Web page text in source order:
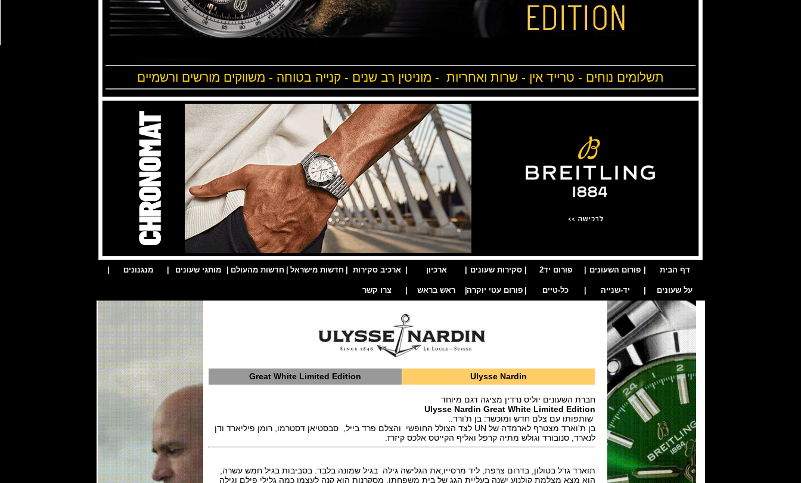
תשלומים נוחים - טרייד אין - שרות ואחריות - מוניטין רב שנים - קנייה בטוחה - משווקים מורשים ורשמיים
דף הבית פורום השעונים פורום יד2 סקירות שעונים ארכיון ארכיב סקירות חדשות מישראל חדשות מהעולם מותגי שעונים מנגנונים
על שעונים יד-שנייה כל-טיים פורום עטי יוקרה ראש בראש צרו קשר
Ulysse Nardin
Great White Limited Edition
חברת השעונים יוליס נרדין מציגה דגם מיוחד
Ulysse Nardin Great White Limited Edition
שותפותו עם צלם חדש ומוכשר: בן ת'ורד..
בן ת'וארד מצטרף לארמדה של UN לצד הצולל החופשי והצלם פרד בייל, סבסטיאן דסטרמו, רומן פיליארד ודן
לנארד, סנובורד וגולש מתיה קרפל ואליף הקייטס אלכס קיזרז.
תוארד גדל בטולון, בדרום צרפת, ליד מרסייו,את הגלישה גילה בגיל שמונה בלבד. בסביבות בגיל חמש עשרה,
הוא מצא מצלמת קולנוע ישנה בעליית הגג של בית משפחתו. מסקרנות הוא קנה לעצמו כמה גלילי פילם וגילה